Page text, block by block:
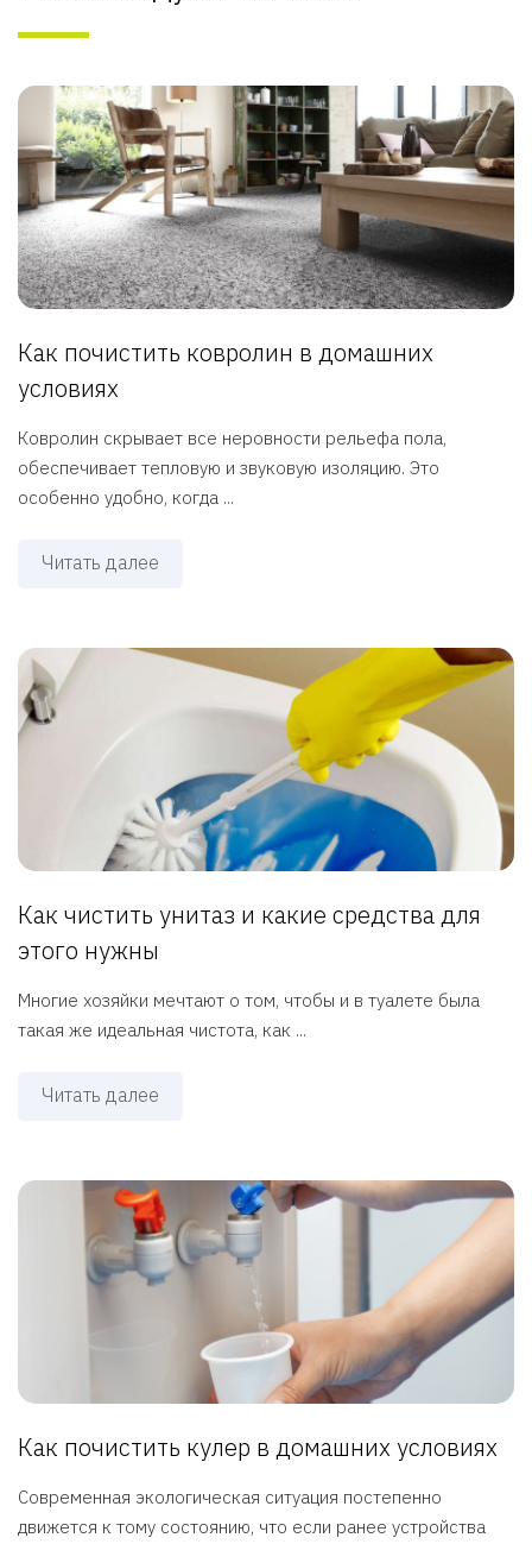
Как почистить ковролин в домашних
условиях
Ковролин скрывает все неровности рельефа пола,
обеспечивает тепловую и звуковую изоляцию. Это
особенно удобно, когда ...
Читать далее
Как чистить унитаз и какие средства для
этого нужны
Многие хозяйки мечтают о том, чтобы и в туалете была
такая же идеальная чистота, как ...
Читать далее
Как почистить кулер в домашних условиях
Современная экологическая ситуация постепенно
движется к тому состоянию, что если ранее устройства